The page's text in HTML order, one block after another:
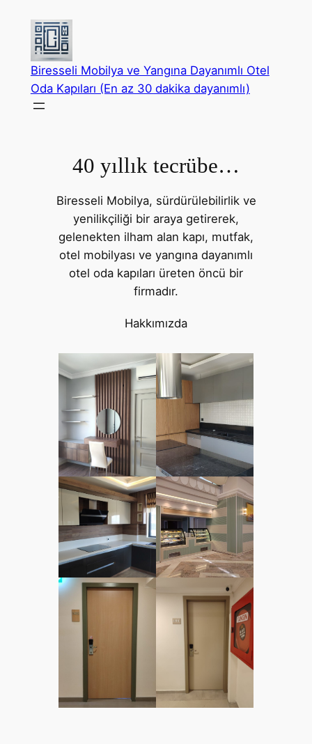
Biresseli Mobilya ve Yangına Dayanımlı Otel
Oda Kapıları (En az 30 dakika dayanımlı)
40 yıllık tecrübe…
Biresseli Mobilya, sürdürülebilirlik ve
yenilikçiliği bir araya getirerek,
gelenekten ilham alan kapı, mutfak,
otel mobilyası ve yangına dayanımlı
otel oda kapıları üreten öncü bir
firmadır.
Hakkımızda